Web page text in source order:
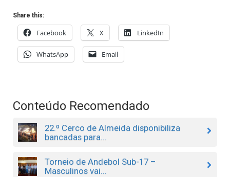
Share this:
Facebook X LinkedIn
WhatsApp Email
Conteúdo Recomendado
22.º Cerco de Almeida disponibiliza
bancadas para...
Torneio de Andebol Sub-17 –
Masculinos vai...